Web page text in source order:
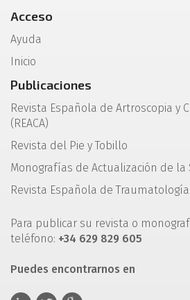
Acceso
Ayuda
Inicio
Publicaciones
Revista Española de Artroscopia y
(REACA)
Revista del Pie y Tobillo
Monografías de Actualización de la
Revista Española de Traumatología
Para publicar su revista o
teléfono: +34 629 829 605
Puedes encontrarnos en